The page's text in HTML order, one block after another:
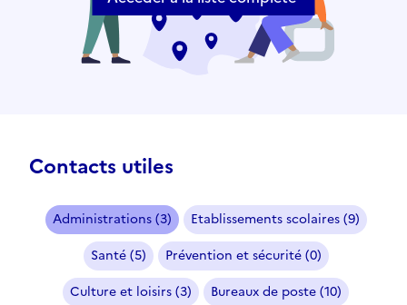
Contacts utiles
Administrations (3)
Etablissements scolaires (9)
Santé (5)
Prévention et sécurité (0)
Culture et loisirs (3)
Bureaux de poste (10)